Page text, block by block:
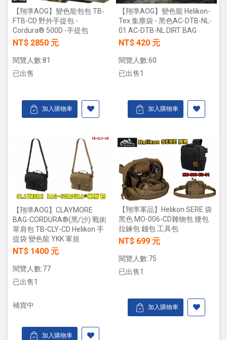
【翔準AOG】變色龍包包 TB-
FTB-CD 野外手提包 -
Cordura® 500D -手提包
NT$ 2850 元
閱覽人數:81
已出售
加入購物車
【翔準AOG】變色龍 Helikon-
Tex 集塵袋 - 黑色AC-DTB-NL-
01 AC-DTB-NL DIRT BAG
NT$ 420 元
閱覽人數:60
已出售1
加入購物車
【翔準AOG】CLAYMORE
BAG-CORDURA®(黑/沙) 戰術
單肩包 TB-CLY-CD Helikon 手
提袋 變色龍 YKK 軍規
NT$ 1400 元
閱覽人數:77
已出售1
補貨中
加入購物車
【翔準軍品】Helikon SERE 袋
黑色 MO-006-CD雜物包 腰包
拉鍊包 錢包 工具包
NT$ 699 元
閱覽人數:75
已出售1
加入購物車